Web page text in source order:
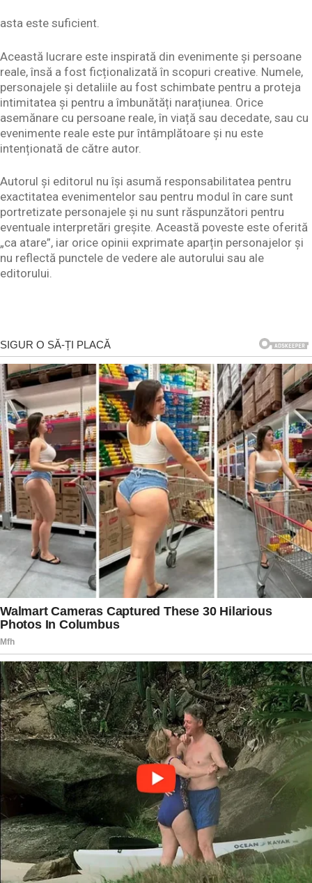
asta este suficient.
Această lucrare este inspirată din evenimente și persoane
reale, însă a fost ficționalizată în scopuri creative. Numele,
personajele și detaliile au fost schimbate pentru a proteja
intimitatea și pentru a îmbunătăți narațiunea. Orice
asemănare cu persoane reale, în viață sau decedate, sau cu
evenimente reale este pur întâmplătoare și nu este
intenționată de către autor.
Autorul și editorul nu își asumă responsabilitatea pentru
exactitatea evenimentelor sau pentru modul în care sunt
portretizate personajele și nu sunt răspunzători pentru
eventuale interpretări greșite. Această poveste este oferită
„ca atare”, iar orice opinii exprimate aparțin personajelor și
nu reflectă punctele de vedere ale autorului sau ale
editorului.